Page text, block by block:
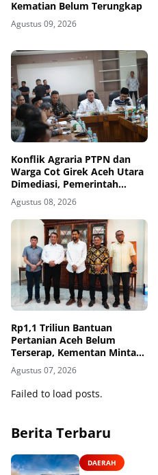
Kematian Belum Terungkap
Agustus 09, 2026
Konflik Agraria PTPN dan
Warga Cot Girek Aceh Utara
Dimediasi, Pemerintah
Kawal Tindak Lanjut
Kesepakatan
Agustus 08, 2026
Rp1,1 Triliun Bantuan
Pertanian Aceh Belum
Terserap, Kementan Minta
Pemda Kejar Waktu
Agustus 07, 2026
Failed to load posts.
Berita Terbaru
DAERAH